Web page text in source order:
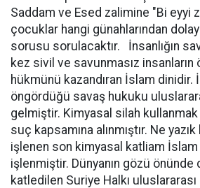
Saddam ve Esed zalimine "Bi eyyi
çocuklar hangi günahlarından
sorusu sorulacaktır. İnsanlığın
kez sivil ve savunmasız
hükmünü kazandıran İslam dinidir.
öngördüğü savaş hukuku
gelmiştir. Kimyasal silah kullanmak
suç kapsamına alınmıştır. Ne yazık
işlenen son kimyasal katliam İslam
işlenmiştir. Dünyanın gözü
katledilen Suriye Halkı uluslararası